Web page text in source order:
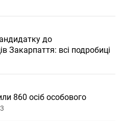
до
Закарпаття: всі подробиці
860 осіб особового
3